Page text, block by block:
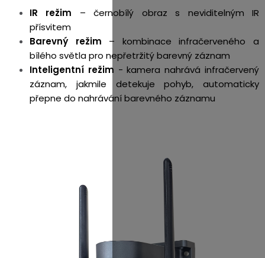
IR režim – černobílý obraz s neviditelným IR
přísvitem
Barevný režim – kombinace infračerveného a
bílého světla pro nepřetržitý barevný záznam
Inteligentní režim - kamera nahrává infračervený
záznam, jakmile detekuje pohyb, automaticky
přepne do nahrávání barevného záznamu